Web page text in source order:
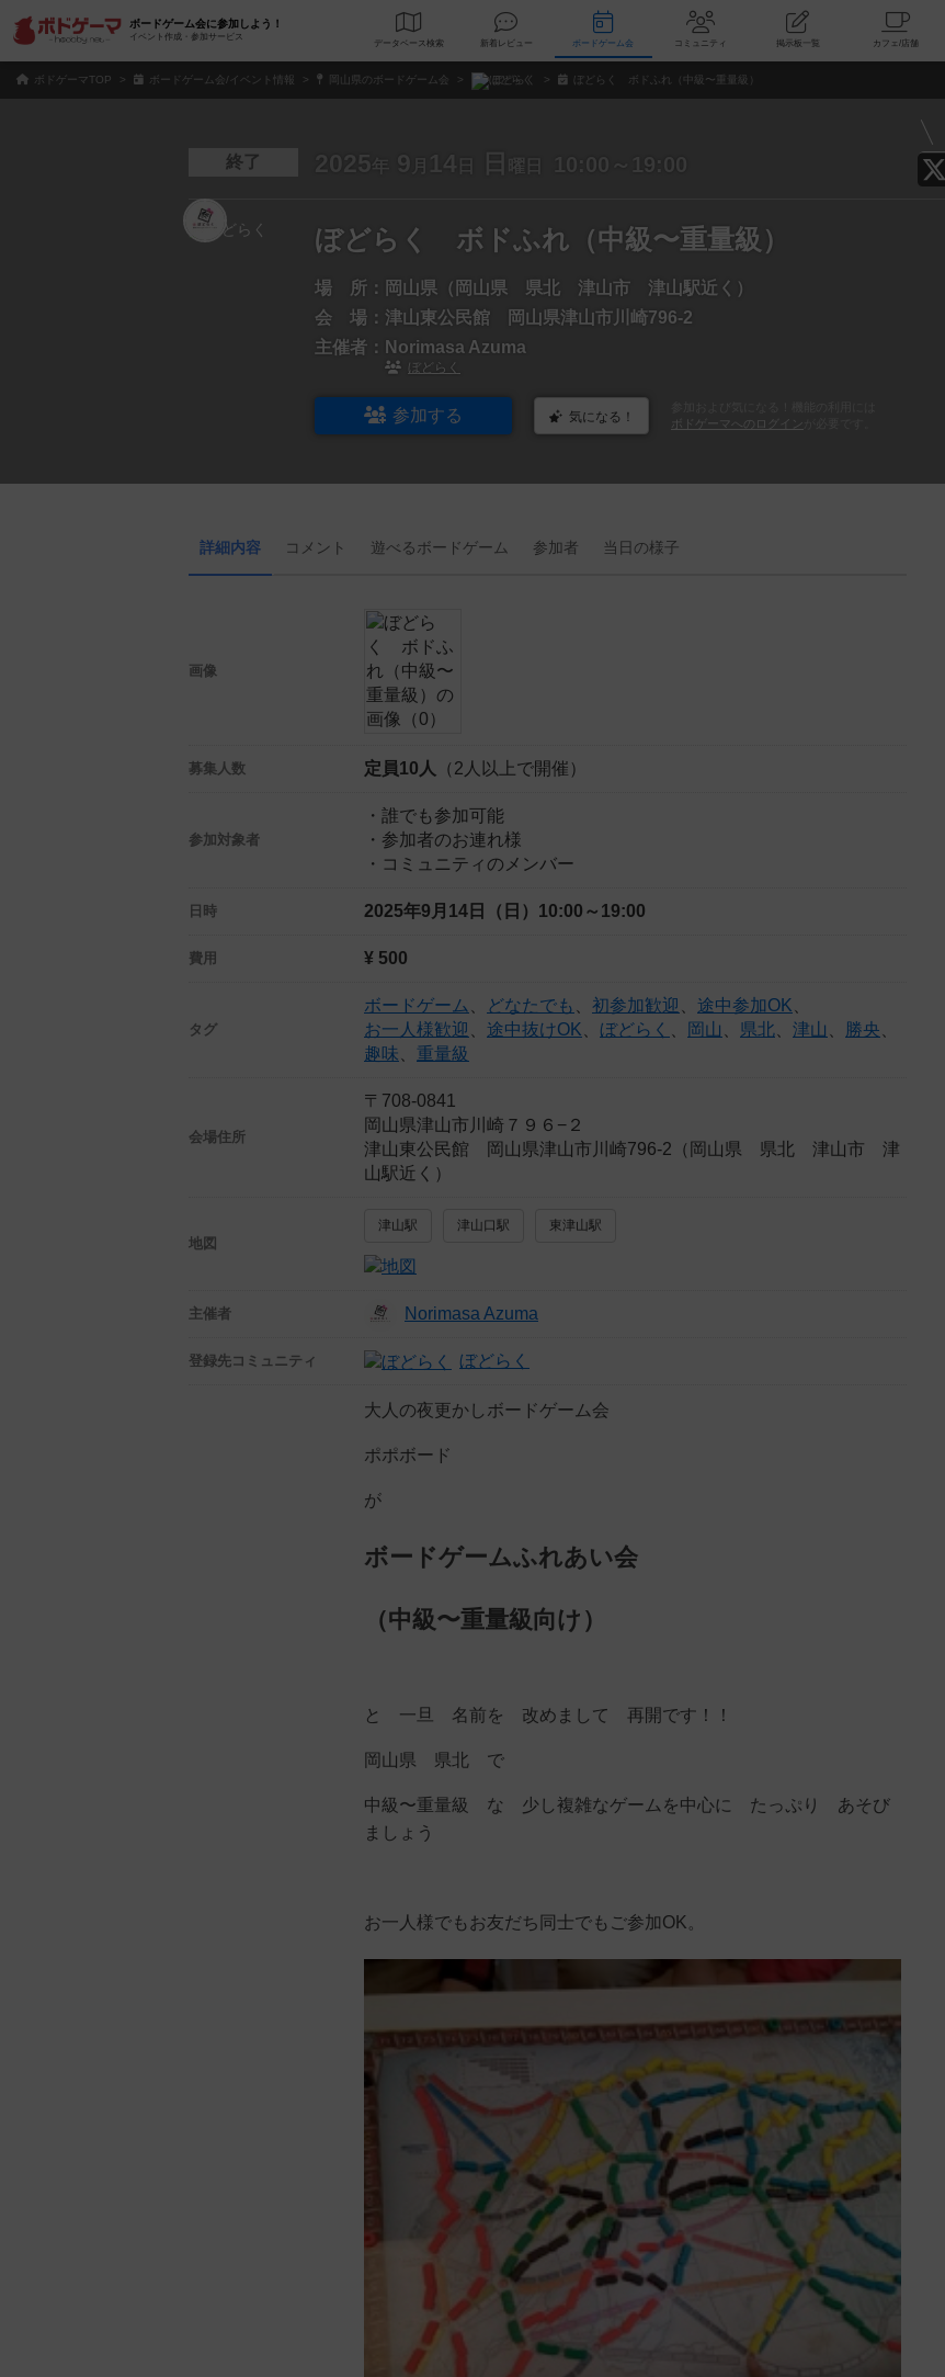
ボードゲーム会に参加しよう！
イベント作成・参加サービス
データベース 検索 新着レビュー ボードゲーム会 コミュニティ 掲示板一覧
ボドゲーマTOP ボードゲーム会/イベント情報 岡山県のボードゲーム会 ぼどらく ぼどらく ボドふれ（中級〜重量級）
終了 2025 年 9 月 14 日 日 曜日 10:00～19:00
ぼどらく ボドふれ（中級〜重量級）
場 所： 岡山県（岡山県 県北 津山市 津山駅近く）
会 場： 津山東公民館 岡山県津山市川崎796-2
主催者： Norimasa Azuma
ぼどらく
参加する 気になる！
ボドゲーマへのログイン
詳細内容 コメント 遊べるボードゲーム 参加者 当日の様子
画像
募集人数 定員10人 （2人以上で開催）
参加対象者
・誰でも参加可能
・参加者のお連れ様
・コミュニティのメンバー
日時 2025年9月14日（日） 10:00～19:00
費用 ¥ 500
タグ
ボードゲーム どなたでも 初参加歓迎 途中参加OK
お一人様歓迎
途中抜けOK ぼどらく 岡山 県北 津山 勝央
趣味
重量級
会場住所
〒708-0841
岡山県津山市川崎７９６−２
津山東公民館 岡山県津山市川崎796-2（岡山県 県北 津山市 津
山駅近く）
地図
津山駅 津山口駅 東津山駅
主催者 Norimasa Azuma
登録先コミュニティ ぼどらく
大人の夜更かしボードゲーム会
ポポボード
が
ボードゲームふれあい会
（中級〜重量級向け）
と 一旦 名前を 改めまして 再開です！！
岡山県 県北 で
中級〜重量級 な 少し複雑なゲームを中心に たっぷり あそび
ましょう
お一人様でもお友だち同士でもご参加OK。